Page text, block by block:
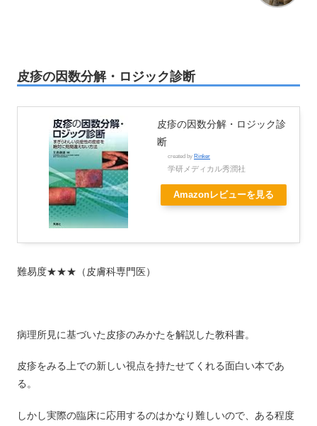
皮疹の因数分解・ロジック診断
皮疹の因数分解・ロジック診
断
created by Rinker
学研メディカル秀潤社
Amazonレビューを見る
難易度★★★（皮膚科専門医）
病理所見に基づいた皮疹のみかたを解説した教科書。
皮疹をみる上での新しい視点を持たせてくれる面白い本であ
る。
しかし実際の臨床に応用するのはかなり難しいので、ある程度